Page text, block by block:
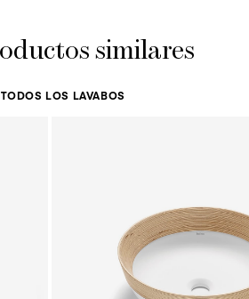
similares
LOS LAVABOS